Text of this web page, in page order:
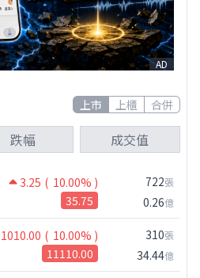
AD
上市 上櫃 合併
跌幅 成交值
3.25 ( 10.00% )
35.75
722張
0.26億
1010.00 ( 10.00% )
11110.00
310張
34.44億